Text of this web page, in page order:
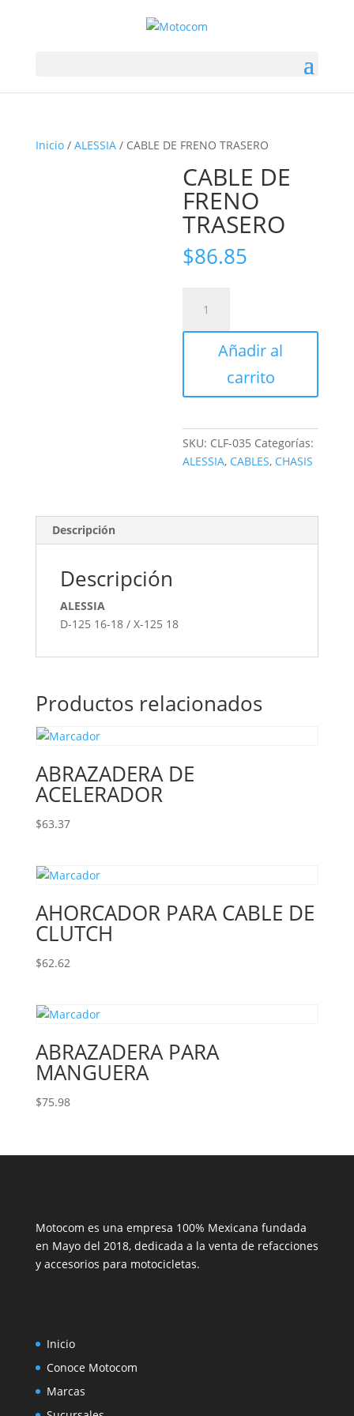
Inicio/ ALESSIA/ CABLE DE FRENO TRASERO
CABLE DE
FRENO
TRASERO
$86.85
FRENO
TRASEROAñadir al
carrito
SKU: CLF-035 Categorías:
ALESSIA, CABLES, CHASIS
Descripción
Descripción
ALESSIA
D-125 16-18 / X-125 18
Productos relacionados
ABRAZADERA DE
ACELERADOR
$63.37
AHORCADOR PARA CABLE DE
CLUTCH
$62.62
ABRAZADERA PARA
MANGUERA
$75.98
Motocom es una empresa 100% Mexicana fundada
en Mayo del 2018, dedicada a la venta de refacciones
y accesorios para motocicletas.
Inicio
Conoce Motocom
Marcas